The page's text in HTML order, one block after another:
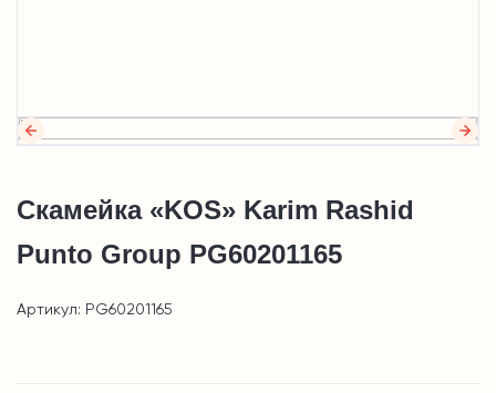
Скамейка «KOS» Karim Rashid
Punto Group PG60201165
Артикул: PG60201165